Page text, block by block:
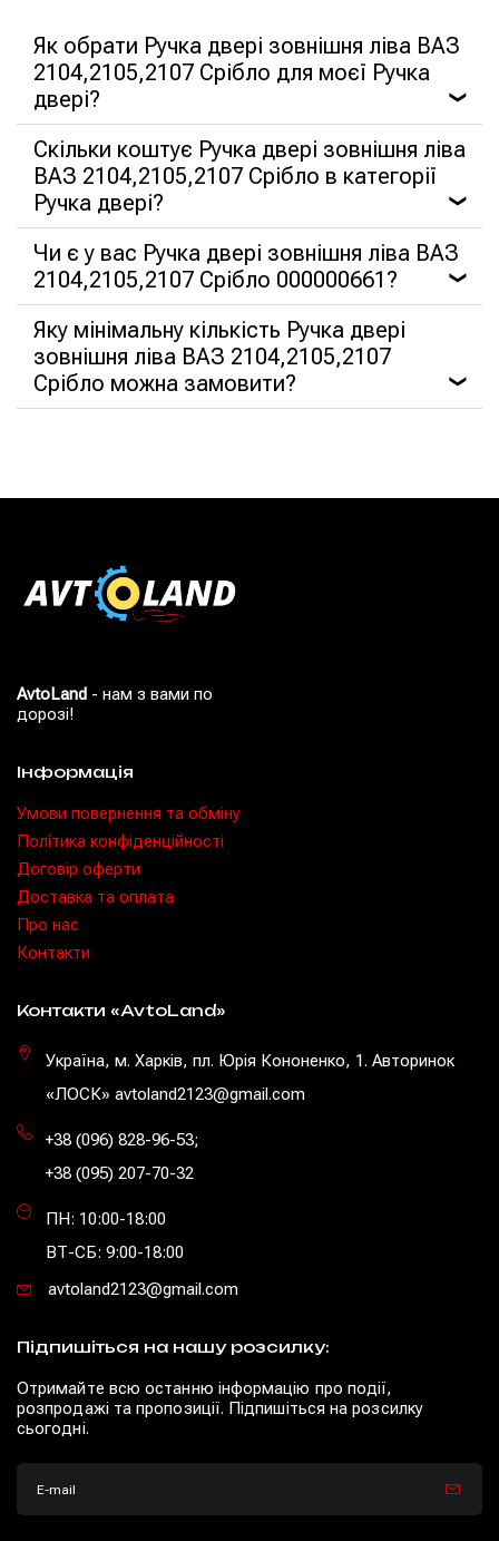
Як обрати Ручка двері зовнішня ліва ВАЗ
2104,2105,2107 Срібло для моєї Ручка
двері?
❯
Скільки коштує Ручка двері зовнішня ліва
ВАЗ 2104,2105,2107 Срібло в категорії
Ручка двері?
❯
Чи є у вас Ручка двері зовнішня ліва ВАЗ
2104,2105,2107 Срібло 000000661?
❯
Яку мінімальну кількість Ручка двері
зовнішня ліва ВАЗ 2104,2105,2107
Срібло можна замовити?
❯
AvtoLand - нам з вами по
дорозі!
Інформація
Умови повернення та обміну
Політика конфіденційності
Договір оферти
Доставка та оплата
Про нас
Контакти
Контакти «AvtoLand»
Україна, м. Харків, пл. Юрія Кононенко, 1. Авторинок
«ЛОСК» avtoland2123@gmail.com
+38 (096) 828-96-53;
+38 (095) 207-70-32
ПН: 10:00-18:00
ВТ-СБ: 9:00-18:00
avtoland2123@gmail.com
Підпишіться на нашу розсилку:
Отримайте всю останню інформацію про події,
розпродажі та пропозиції. Підпишіться на розсилку
сьогодні.